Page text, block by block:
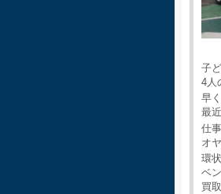
子
4人
早
最
仕
オ
環
ベ
買